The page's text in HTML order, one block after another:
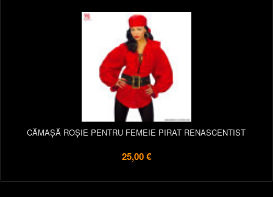
CĂMAȘĂ ROȘIE PENTRU FEMEIE PIRAT RENASCENTIST
25,00 €